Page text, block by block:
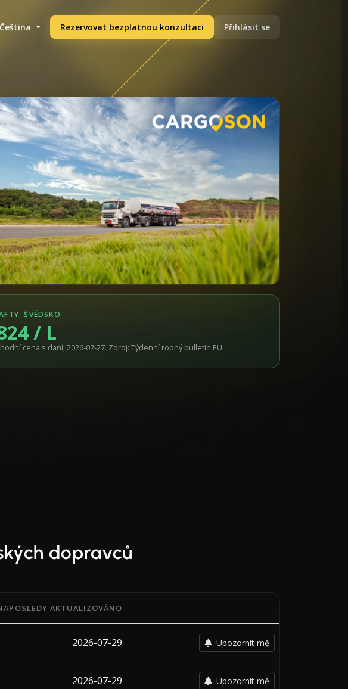
Čeština Rezervovat bezplatnou konzultaci Přihlásit se
ŠVÉDSKO
/ L
cena s daní, 2026-07-27. Zdroj: Týdenní ropný bulletin EU.
dopravců
v Švédsko s datem poslední změny každého dopravce.
AKTUALIZOVÁNO
2026-07-29 Upozornit mě
2026-07-29 Upozornit mě